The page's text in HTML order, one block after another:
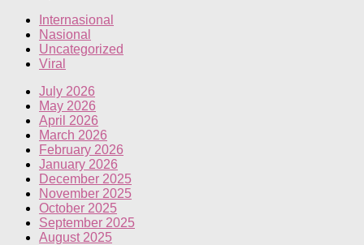
Internasional
Nasional
Uncategorized
Viral
July 2026
May 2026
April 2026
March 2026
February 2026
January 2026
December 2025
November 2025
October 2025
September 2025
August 2025